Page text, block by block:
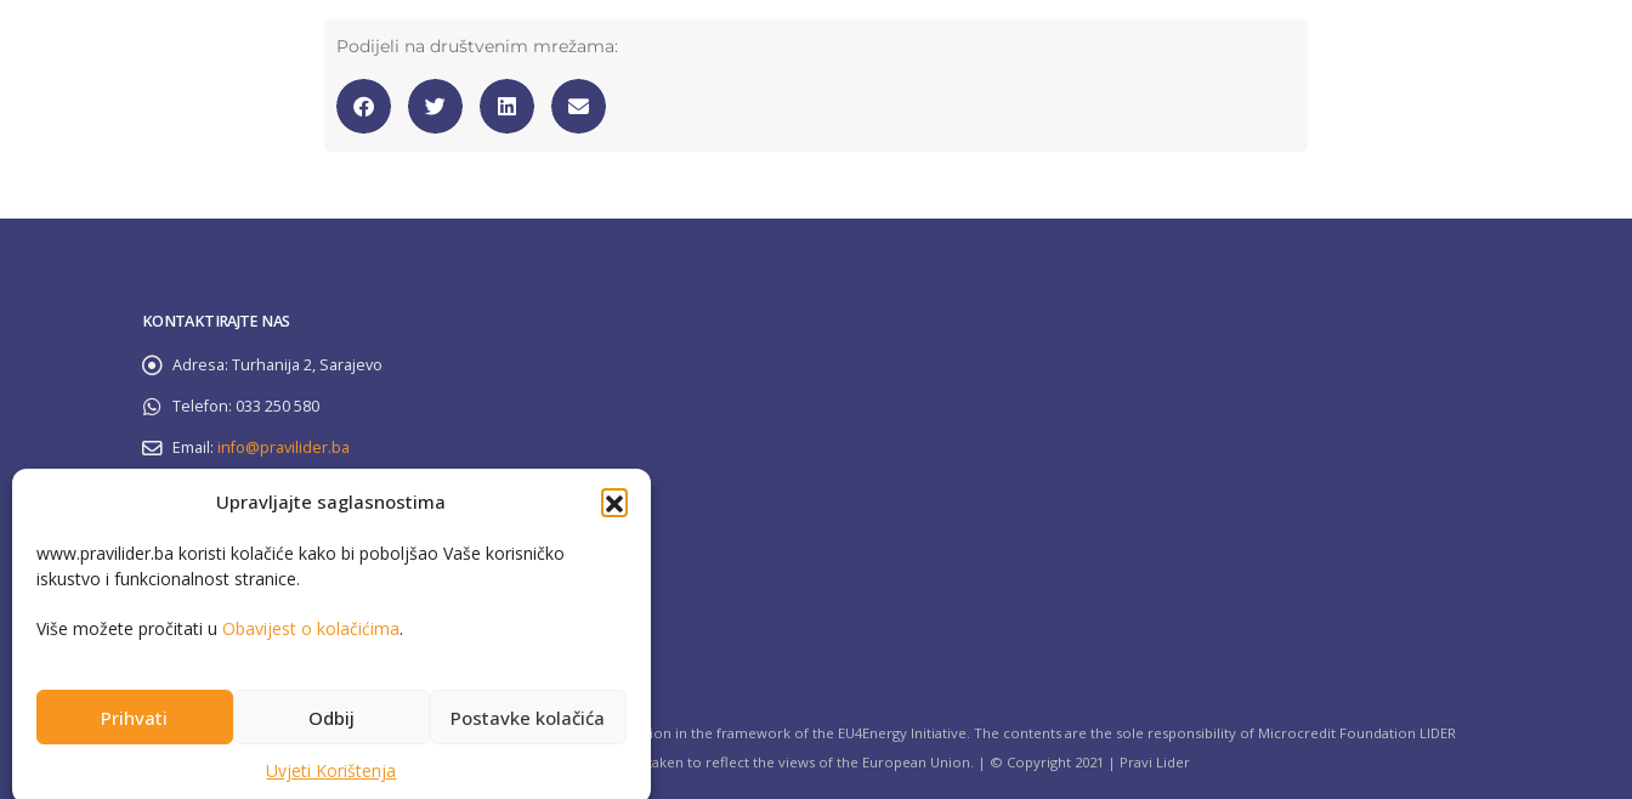
Upravljajte saglasnostima
www.pravilider.ba koristi kolačiće kako bi poboljšao Vaše korisničko
iskustvo i funkcionalnost stranice.
Više možete pročitati u Obavijest o kolačićima.
Prihvati Odbij Postavke kolačića
Uvjeti Korištenja
Podijeli na društvenim mrežama:
KONTAKTIRAJTE NAS
Adresa: Turhanija 2, Sarajevo
Telefon: 033 250 580
Email: info@pravilider.ba
Besplatna info linija: 080 022 336
This website has been produced with the assistance of the European Union in the framework of the EU4Energy Initiative. The contents are the sole responsibility of Microcredit Foundation LIDER
Sarajevo and can in no way be taken to reflect the views of the European Union. | © Copyright 2021 | Pravi Lider